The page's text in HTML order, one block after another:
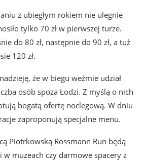
z ubiegłym rokiem nie ulegnie
tylko 70 zł w pierwszej turze.
do 80 zł, następnie do 90 zł, a tuż
120 zł.
że w biegu weźmie udział
osób spoza Łodzi. Z myślą o nich
bogatą ofertę noclegową. W dniu
zaproponują specjalne menu.
Piotrkowską Rossmann Run będą
w muzeach czy darmowe spacery z